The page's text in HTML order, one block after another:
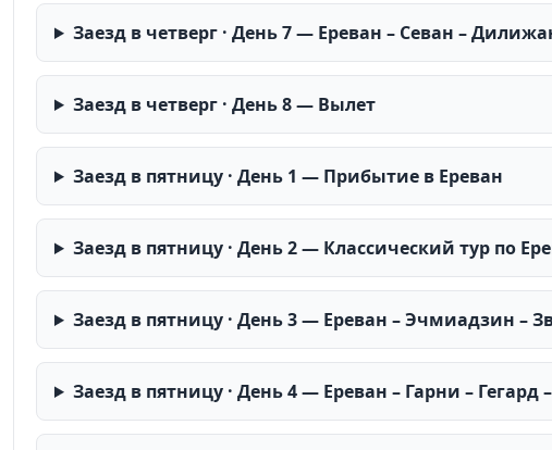
Заезд в четверг · День 7 — Ереван – Севан –
Заезд в четверг · День 8 — Вылет
Заезд в пятницу · День 1 — Прибытие в Ереван
Заезд в пятницу · День 2 — Классический тур по
Заезд в пятницу · День 3 — Ереван – Эчмиадзин –
Заезд в пятницу · День 4 — Ереван – Гарни – Гегард